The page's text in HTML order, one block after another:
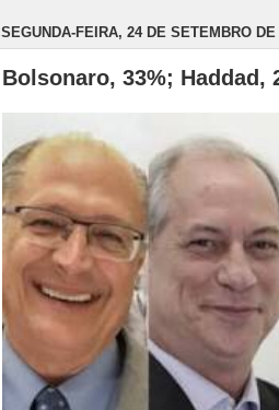
SEGUNDA-FEIRA, 24 DE SETEMBRO DE
Bolsonaro, 33%; Haddad,